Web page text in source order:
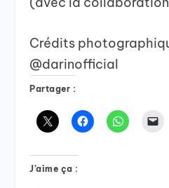
Crédits
@darinofficial
Partager :
J’aime ça :